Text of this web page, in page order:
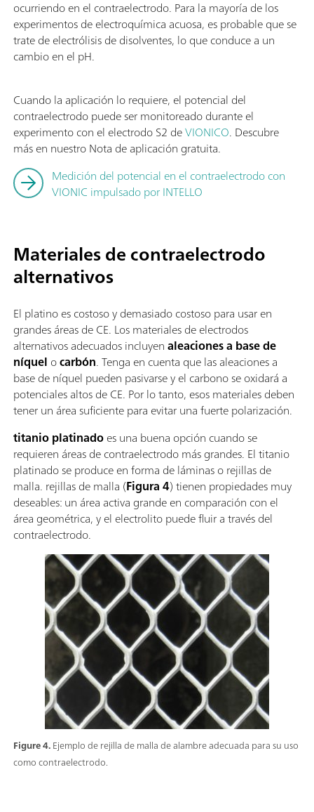
ocurriendo en el contraelectrodo. Para la mayoría de los
experimentos de electroquímica acuosa, es probable que se
trate de electrólisis de disolventes, lo que conduce a un
cambio en el pH.
Cuando la aplicación lo requiere, el potencial del
contraelectrodo puede ser monitoreado durante el
experimento con el electrodo S2 deVIONICO. Descubre
más en nuestro Nota de aplicación gratuita.
Medición del potencial en el contraelectrodo con
VIONIC impulsado por INTELLO
Figure 4.Ejemplo de rejilla de malla de alambre adecuada para su uso
como contraelectrodo.
Materiales de contraelectrodo
alternativos
El platino es costoso y demasiado costoso para usar en
grandes áreas de CE. Los materiales de electrodos
alternativos adecuados incluyenaleaciones a base de
níquel ocarbón. Tenga en cuenta que las aleaciones a
base de níquel pueden pasivarse y el carbono se oxidará a
potenciales altos de CE. Por lo tanto, esos materiales deben
tener un área suficiente para evitar una fuerte polarización.
titanio platinadoes una buena opción cuando se
requieren áreas de contraelectrodo más grandes. El titanio
platinado se produce en forma de láminas o rejillas de
malla. rejillas de malla (Figura 4) tienen propiedades muy
deseables: un área activa grande en comparación con el
área geométrica, y el electrolito puede fluir a través del
contraelectrodo.